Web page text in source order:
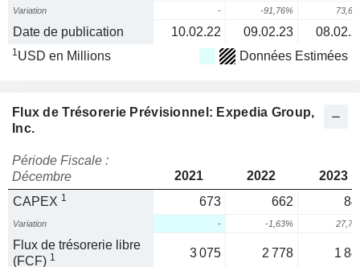
Variation - -91,76%
Date de publication 10.02.22 09.02.23
1USD en Millions Données Estimées
Flux de Trésorerie Prévisionnel: Expedia Group,
Inc.
Période Fiscale :
Décembre
2021 2022
2023
CAPEX 1 673 662
Variation - -1,63%
Flux de trésorerie libre
(FCF) 1 3 075 2 778 1